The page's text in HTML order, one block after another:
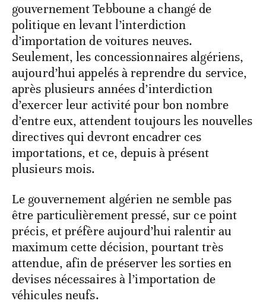
gouvernement Tebboune a changé de
politique en levant l’interdiction
d’importation de voitures neuves.
Seulement, les concessionnaires algériens,
aujourd’hui appelés à reprendre du service,
après plusieurs années d’interdiction
d’exercer leur activité pour bon nombre
d’entre eux, attendent toujours les nouvelles
directives qui devront encadrer ces
importations, et ce, depuis à présent
plusieurs mois.
Le gouvernement algérien ne semble pas
être particulièrement pressé, sur ce point
précis, et préfère aujourd’hui ralentir au
maximum cette décision, pourtant très
attendue, afin de préserver les sorties en
devises nécessaires à l’importation de
véhicules neufs.